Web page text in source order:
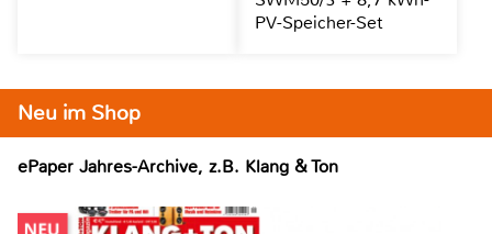
Neu im Shop
ePaper Jahres-Archive, z.B. Klang & Ton
PV-Speicher-Set